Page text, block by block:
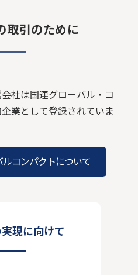
取引のために
社は国連グローバル・コ
業として登録されていま
コンパクトについて
現に向けて